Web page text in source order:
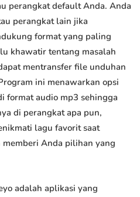
perangkat default Anda. Anda
perangkat lain jika
format yang paling
khawatir tentang masalah
mentransfer file unduhan
ini menawarkan opsi
format audio mp3 sehingga
di perangkat apa pun,
lagu favorit saat
Anda pilihan yang
adalah aplikasi yang